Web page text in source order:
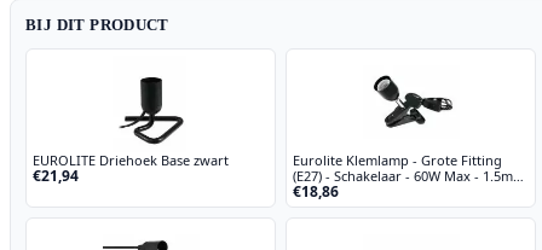
BIJ DIT PRODUCT
EUROLITE Driehoek Base zwart
€21,94
Eurolite Klemlamp - Grote Fitting
(E27) - Schakelaar - 60W Max - 1.5m
snoer
€18,86